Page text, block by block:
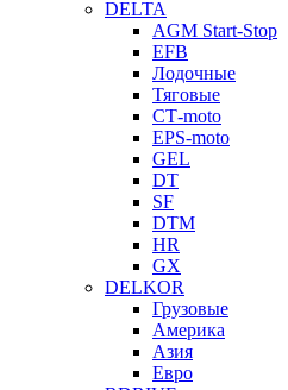
DELTA
AGM Start-Stop
EFB
Лодочные
Тяговые
СТ-moto
EPS-moto
GEL
DT
SF
DTM
HR
GX
DELKOR
Грузовые
Америка
Азия
Евро